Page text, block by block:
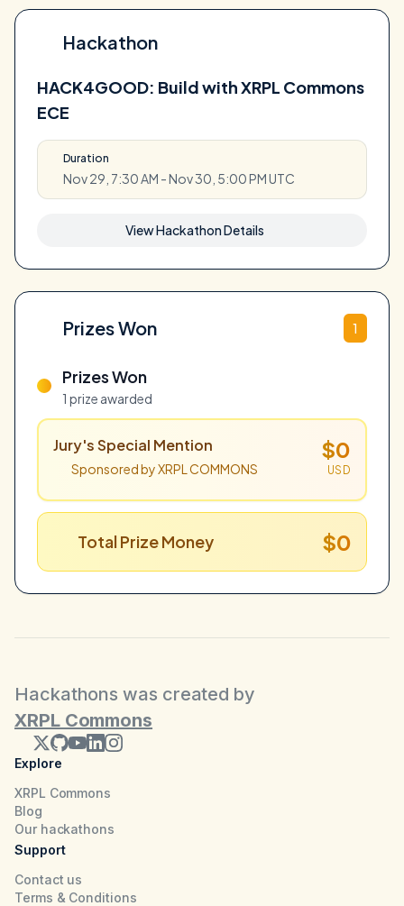
Hackathon
HACK4GOOD: Build with XRPL Commons
ECE
Duration
Nov 29, 7:30 AM - Nov 30, 5:00 PM UTC
View Hackathon Details
Prizes Won 1
Prizes Won
1 prize awarded
Jury's Special Mention
Sponsored by XRPL COMMONS
$0
USD
Total Prize Money $0
Hackathons was created by
XRPL Commons
Explore
XRPL Commons
Blog
Our hackathons
Support
Contact us
Terms & Conditions